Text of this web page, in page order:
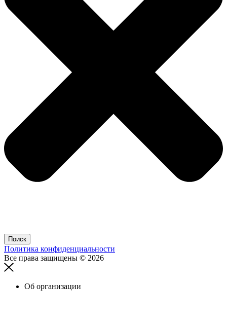
Поиск
Политика конфиденциальности
Все права защищены © 2026
Об организации